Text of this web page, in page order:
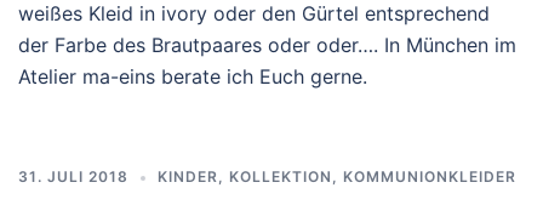
weißes Kleid in ivory oder den Gürtel entsprechend
der Farbe des Brautpaares oder oder…. In München im
Atelier ma-eins berate ich Euch gerne.
31. JULI 2018 KINDER, KOLLEKTION , KOMMUNIONKLEIDER